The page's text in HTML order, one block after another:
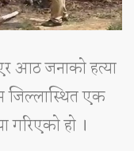
आठ जनाको हत्या
जिल्लास्थित एक
गरिएको हो ।